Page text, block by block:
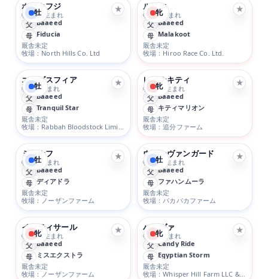
牡 ★
ホウキフジ
牡 3/13生まれ
父 Baaeed
母 Fiducia
厩舎未定
牧場：North Hills Co. Ltd
牝 ★
ルリエ
牝 2/9生まれ
父 Baaeed
母 Malakoot
厩舎未定
牧場：Hiroo Race Co. Ltd.
牡 ★
エルゴスフィア
牡 5/3生まれ
父 Baaeed
母 Tranquil Star
厩舎未定
牧場：Rabbah Bloodstock Limited
牝 ★
レイナキティ
牝 2/10生まれ
父 Baaeed
母 キティマリオン
厩舎未定
牧場：追分ファーム
牡 ★
ミシナフ
牡 4/2生まれ
父 Baaeed
母 ディアドラ
厩舎未定
牧場：ノーザンファーム
牡 ★
ウインヴァンガード
牡 2/25生まれ
父 Baaeed
母 ファハンムーラ
厩舎未定
牧場：パカパカファーム
牝 ★
インティサール
牝 3/15生まれ
父 Baaeed
母 ミスエクストラ
厩舎未定
牧場：ノーザンファーム
牝 ★
ハルヴァ
牝 5/4生まれ
父 Candy Ride
母 Egyptian Storm
厩舎未定
牧場：Whisper Hill Farm LLC & Gainesway Thoroughbreds LTD